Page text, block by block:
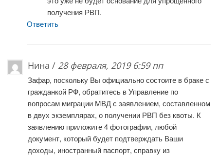
получения РВП.
Ответить
Нина / 28 февраля, 2019 6:59 пп
Зафар, поскольку Вы официально состоите в браке с
гражданкой РФ, обратитесь в Управление по
вопросам миграции МВД с заявлением, составленном
в двух экземплярах, о получении РВП без квоты. К
заявлению приложите 4 фотографии, любой
документ, который будет подтверждать Ваши
доходы, иностранный паспорт, справку из